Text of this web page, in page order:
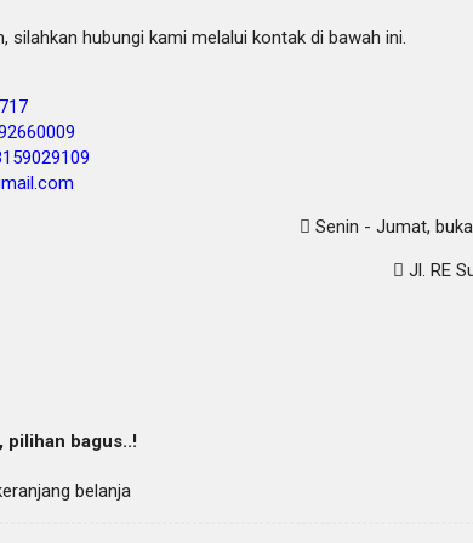
silahkan hubungi kami melalui kontak di bawah ini.
Senin - Jumat,
Jl. RE
pilihan bagus..!
belanja